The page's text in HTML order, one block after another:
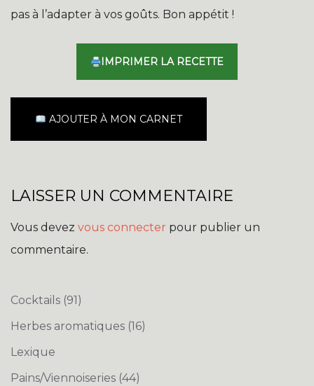
pas à l’adapter à vos goûts. Bon appétit !
IMPRIMER LA RECETTE
AJOUTER À MON CARNET
LAISSER UN COMMENTAIRE
Vous devez vous connecter pour publier un
commentaire.
Cocktails (91)
Herbes aromatiques (16)
Lexique
Pains/Viennoiseries (44)